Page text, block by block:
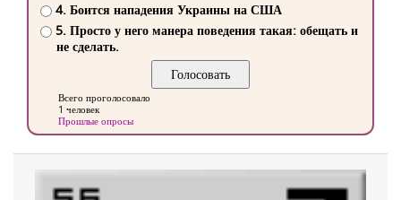
4. Боится нападения Украины на США
5. Просто у него манера поведения такая: обещать и
не сделать.
Всего проголосовало
1 человек
Прошлые опросы